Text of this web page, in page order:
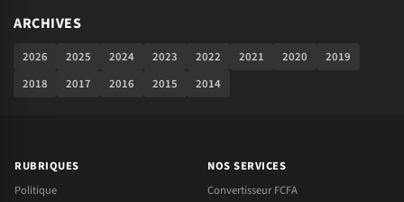
ARCHIVES
2026 2025 2024 2023 2022 2021 2020
2019
2018
2017 2016 2015 2014
RUBRIQUES
Politique
NOS SERVICES
Convertisseur FCFA